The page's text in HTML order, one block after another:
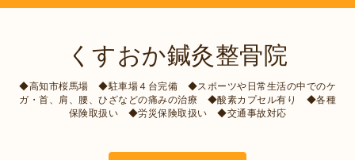
くすおか鍼灸整骨院
◆高知市桜馬場 ◆駐車場４台完備 ◆スポーツや日常生活の中でのケ
ガ・首、肩、腰、ひざなどの痛みの治療 ◆酸素カプセル有り ◆各種
保険取扱い ◆労災保険取扱い ◆交通事故対応